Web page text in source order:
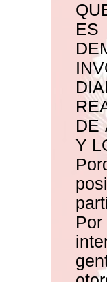
ES
DE
Y